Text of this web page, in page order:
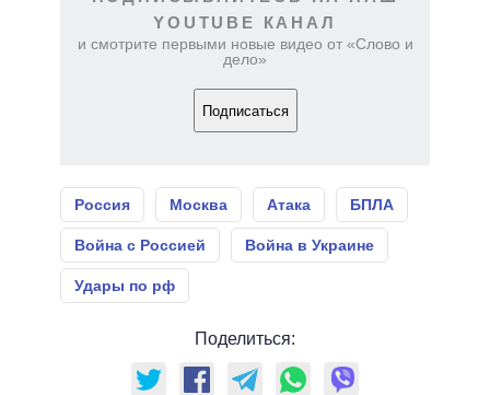
YOUTUBE КАНАЛ
и смотрите первыми новые видео от «Слово и
дело»
Подписаться
Россия Москва Атака БПЛА
Война с Россией Война в Украине
Удары по рф
Поделиться: